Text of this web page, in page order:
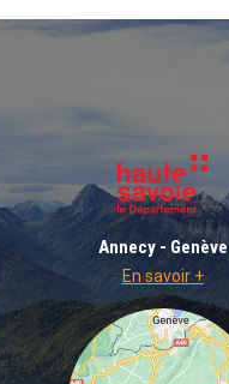
Annecy - Genève
En savoir +